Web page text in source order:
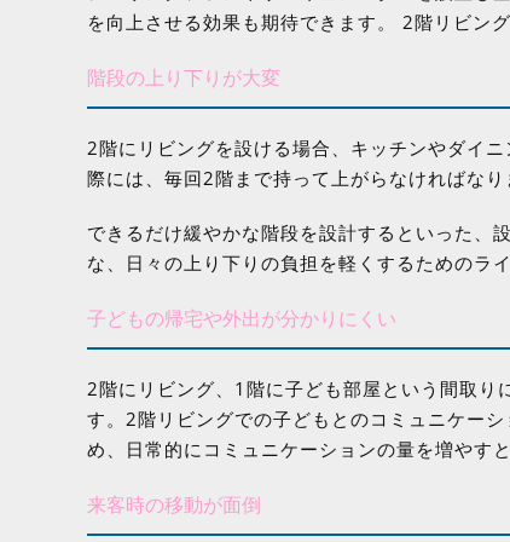
を向上させる効果も期待できます。 2階リビン
階段の上り下りが大変
2階にリビングを設ける場合、キッチンやダイ
際には、毎回2階まで持って上がらなければなり
できるだけ緩やかな階段を設計するといった、
な、日々の上り下りの負担を軽くするためのラ
子どもの帰宅や外出が分かりにくい
2階にリビング、1階に子ども部屋という間取り
す。2階リビングでの子どもとのコミュニケー
め、日常的にコミュニケーションの量を増やす
来客時の移動が面倒